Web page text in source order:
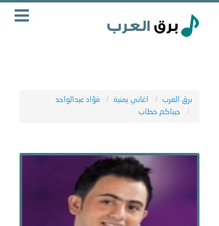
برق العرب اغاني يمنية
فؤاد عبدالواحد
جيناكم خطاب